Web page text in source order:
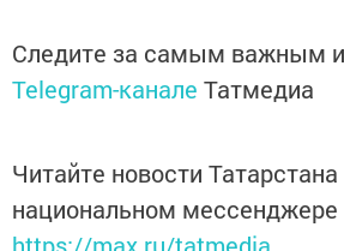
Следите за самым важным
Telegram-канале Татмедиа
Читайте новости Татарстана
национальном
https://max.ru/tatmedia